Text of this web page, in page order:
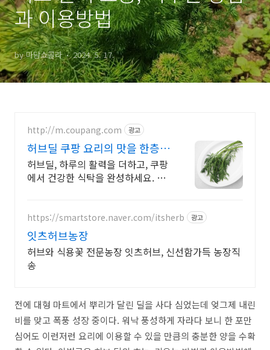
과 이용방법
by 마담쇼콜라 2024. 5. 17.
http://m.coupang.com 광고
허브딜 쿠팡 요리의 맛을 한층
더 깊게
허브딜, 하루의 활력을 더하고, 쿠팡
에서 건강한 식탁을 완성하세요. 몸
https://smartstore.naver.com/itsherb 광고
잇츠허브농장
허브와 식용꽃 전문농장 잇츠허브, 신선함가득 농장직
송
전에 대형 마트에서 뿌리가 달린 딜을 사다 심었는데 엊그제 내린
비를 맞고 폭풍 성장 중이다. 워낙 풍성하게 자라다 보니 한 포만
심어도 이런저런 요리에 이용할 수 있을 만큼의 충분한 양을 수확